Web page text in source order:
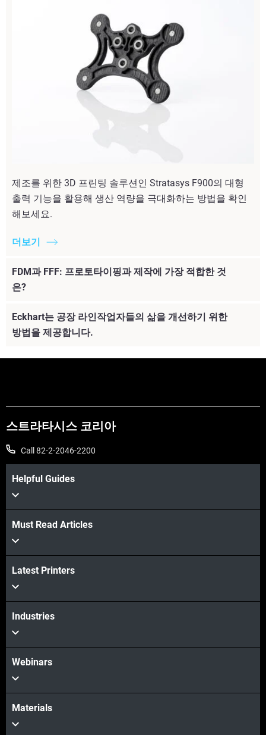
제조를 위한 3D 프린팅 솔루션인 Stratasys F900의 대형
출력 기능을 활용해 생산 역량을 극대화하는 방법을 확인
해보세요.
더보기
FDM과 FFF: 프로토타이핑과 제작에 가장 적합한 것
은?
Eckhart는 공장 라인작업자들의 삶을 개선하기 위한
방법을 제공합니다.
더보기
스트라타시스 코리아
Call 82-2-2046-2200
Helpful Guides
Must Read Articles
Latest Printers
Industries
Webinars
Materials